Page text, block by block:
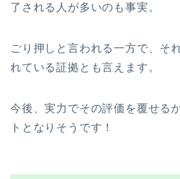
了される人が多いのも事実。
ごり押しと言われる一方で、そ
れている証拠とも言えます。
今後、実力でその評価を覆せる
トとなりそうです！